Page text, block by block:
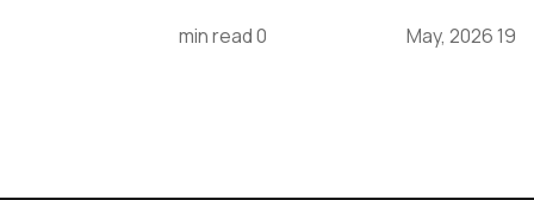
19 May, 2026
0 min read